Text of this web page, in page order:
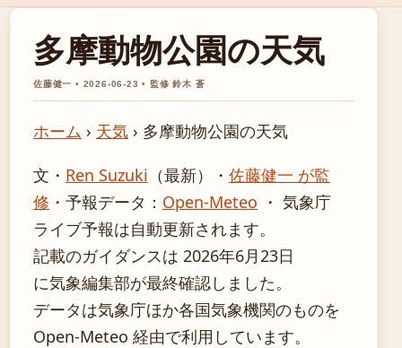
多摩動物公園の天気
佐藤健一 • 2026-06-23 • 監修 鈴木 蒼
ホーム › 天気 › 多摩動物公園の天気
文・ Ren Suzuki （最新） ・ 佐藤健一 が監
修 ・ 予報データ： Open-Meteo ・ 気象庁
ライブ予報は自動更新されます。
記載のガイダンスは 2026年6月23日
に気象編集部が最終確認しました。
データは気象庁ほか各国気象機関のものを
Open-Meteo 経由で利用しています。